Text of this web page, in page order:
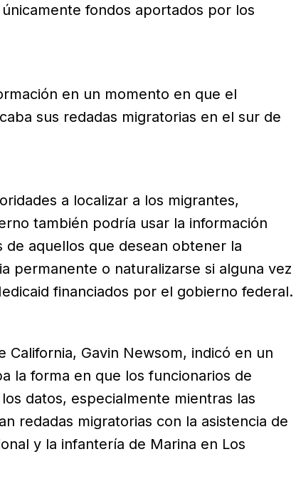
fondos aportados por los
en un momento en que el
sus redadas migratorias en el sur de
a localizar a los migrantes,
también podría usar la información
de aquellos que desean obtener la
permanente o naturalizarse si alguna vez
financiados por el gobierno federal.
California, Gavin Newsom, indicó en un
la forma en que los funcionarios de
datos, especialmente mientras las
redadas migratorias con la asistencia de
y la infantería de Marina en Los